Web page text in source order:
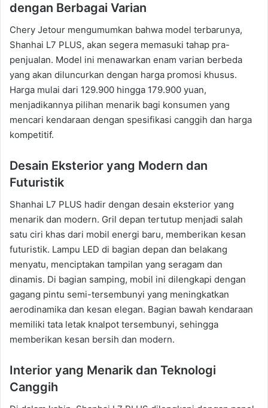
dengan Berbagai Varian
Chery Jetour mengumumkan bahwa model terbarunya,
Shanhai L7 PLUS, akan segera memasuki tahap pra-
penjualan. Model ini menawarkan enam varian berbeda
yang akan diluncurkan dengan harga promosi khusus.
Harga mulai dari 129.900 hingga 179.900 yuan,
menjadikannya pilihan menarik bagi konsumen yang
mencari kendaraan dengan spesifikasi canggih dan harga
kompetitif.
Desain Eksterior yang Modern dan
Futuristik
Shanhai L7 PLUS hadir dengan desain eksterior yang
menarik dan modern. Gril depan tertutup menjadi salah
satu ciri khas dari mobil energi baru, memberikan kesan
futuristik. Lampu LED di bagian depan dan belakang
menyatu, menciptakan tampilan yang seragam dan
dinamis. Di bagian samping, mobil ini dilengkapi dengan
gagang pintu semi-tersembunyi yang meningkatkan
aerodinamika dan kesan elegan. Bagian bawah kendaraan
memiliki tata letak knalpot tersembunyi, sehingga
memberikan kesan bersih dan modern.
Interior yang Menarik dan Teknologi
Canggih